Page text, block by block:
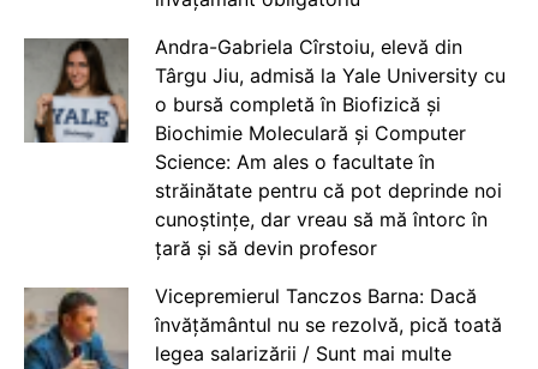
Andra-Gabriela Cîrstoiu, elevă din
Târgu Jiu, admisă la Yale University cu
o bursă completă în Biofizică și
Biochimie Moleculară și Computer
Science: Am ales o facultate în
străinătate pentru că pot deprinde noi
cunoștințe, dar vreau să mă întorc în
țară și să devin profesor
Vicepremierul Tanczos Barna: Dacă
învățământul nu se rezolvă, pică toată
legea salarizării / Sunt mai multe